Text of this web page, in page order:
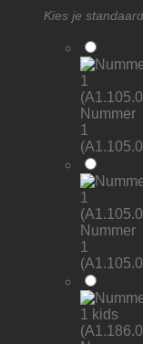
Kies je
Nummer
1
Nummer
1